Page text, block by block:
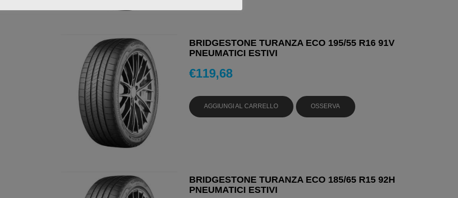
BRIDGESTONE TURANZA ECO 195/55 R16 91V
PNEUMATICI ESTIVI
€119,68
AGGIUNGI AL CARRELLO OSSERVA
BRIDGESTONE TURANZA ECO 185/65 R15 92H
PNEUMATICI ESTIVI